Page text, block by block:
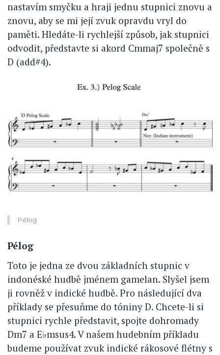
nastavím smyčku a hraji jednu stupnici znovu a
znovu, aby se mi její zvuk opravdu vryl do
paměti. Hledáte-li rychlejší způsob, jak stupnici
odvodit, představte si akord Cmmaj7 společně s
D (add#4).
Pélog
Pélog
Toto je jedna ze dvou základních stupnic v
indonéské hudbě jménem gamelan. Slyšel jsem
ji rovněž v indické hudbě. Pro následující dva
příklady se přesuňme do tóniny D. Chcete-li si
stupnici rychle představit, spojte dohromady
Dm7 a E♭msus4. V našem hudebním příkladu
budeme používat zvuk indické rákosové flétny s